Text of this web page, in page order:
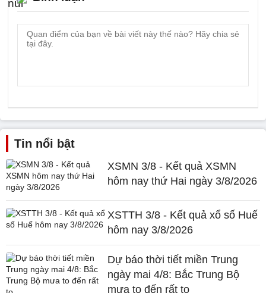
Tin nổi bật
XSMN 3/8 - Kết quả XSMN
hôm nay thứ Hai ngày 3/8/2026
XSTTH 3/8 - Kết quả xổ số Huế
hôm nay 3/8/2026
Dự báo thời tiết miền Trung
ngày mai 4/8: Bắc Trung Bộ
mưa to đến rất to